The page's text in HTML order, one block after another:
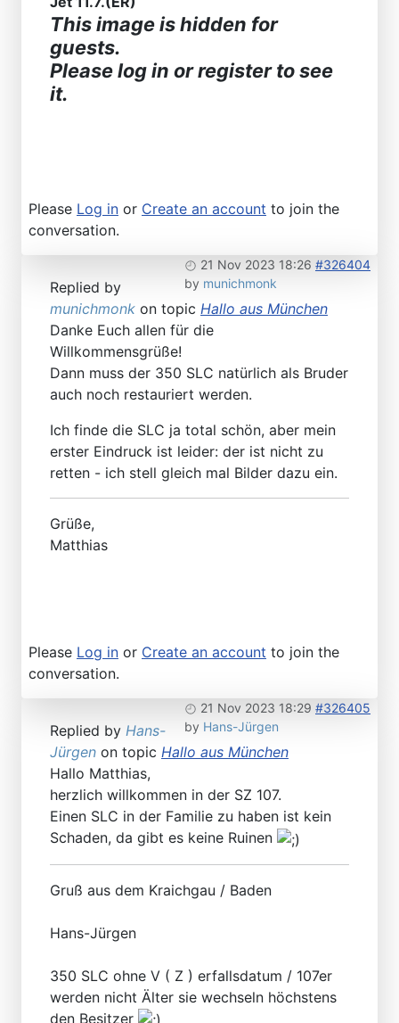
This image is hidden for
guests.
Please log in or register to see
it.
Please Log in or Create an account to join the
conversation.
21 Nov 2023 18:26 #326404
by munichmonk
Replied by
munichmonk on topic Hallo aus München
Danke Euch allen für die
Willkommensgrüße!
Dann muss der 350 SLC natürlich als Bruder
auch noch restauriert werden.
Ich finde die SLC ja total schön, aber mein
erster Eindruck ist leider: der ist nicht zu
retten - ich stell gleich mal Bilder dazu ein.
Grüße,
Matthias
Please Log in or Create an account to join the
conversation.
21 Nov 2023 18:29 #326405
by Hans-Jürgen
Replied by Hans-
Jürgen on topic Hallo aus München
Hallo Matthias,
herzlich willkommen in der SZ 107.
Einen SLC in der Familie zu haben ist kein
Schaden, da gibt es keine Ruinen
Gruß aus dem Kraichgau / Baden
Hans-Jürgen
350 SLC ohne V ( Z ) erfallsdatum / 107er
werden nicht Älter sie wechseln höchstens
den Besitzer